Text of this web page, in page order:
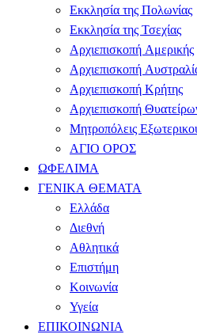
Εκκλησία της Πολωνίας
Εκκλησία της Τσεχίας
Αρχιεπισκοπή Αμερικής
Αρχιεπισκοπή
Αρχιεπισκοπή Κρήτης
Αρχιεπισκοπή
Μητροπόλεις
ΑΓΙΟ ΟΡΟΣ
ΩΦΕΛΙΜΑ
ΓΕΝΙΚΑ ΘΕΜΑΤΑ
Ελλάδα
Διεθνή
Αθλητικά
Επιστήμη
Κοινωνία
Υγεία
ΕΠΙΚΟΙΝΩΝΙΑ